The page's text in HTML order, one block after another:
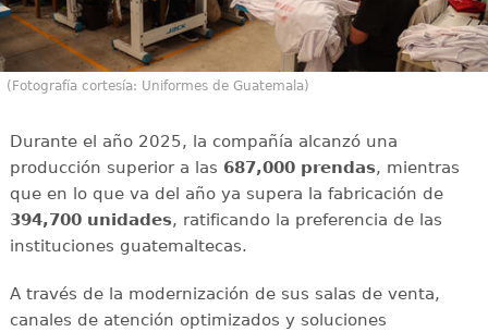
(Fotografía cortesía: Uniformes de Guatemala)
Durante el año 2025, la compañía alcanzó una
producción superior a las 687,000 prendas, mientras
que en lo que va del año ya supera la fabricación de
394,700 unidades, ratificando la preferencia de las
instituciones guatemaltecas.
A través de la modernización de sus salas de venta,
canales de atención optimizados y soluciones